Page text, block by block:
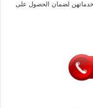
خدماتهن لضمان الحصول على